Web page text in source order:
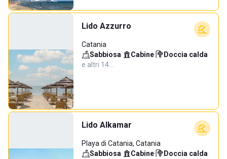
Lido Azzurro
Catania
Sabbiosa· Cabine· Doccia calda·
e altri 14…
Lido Alkamar
Playa di Catania, Catania
Sabbiosa· Cabine· Doccia calda·